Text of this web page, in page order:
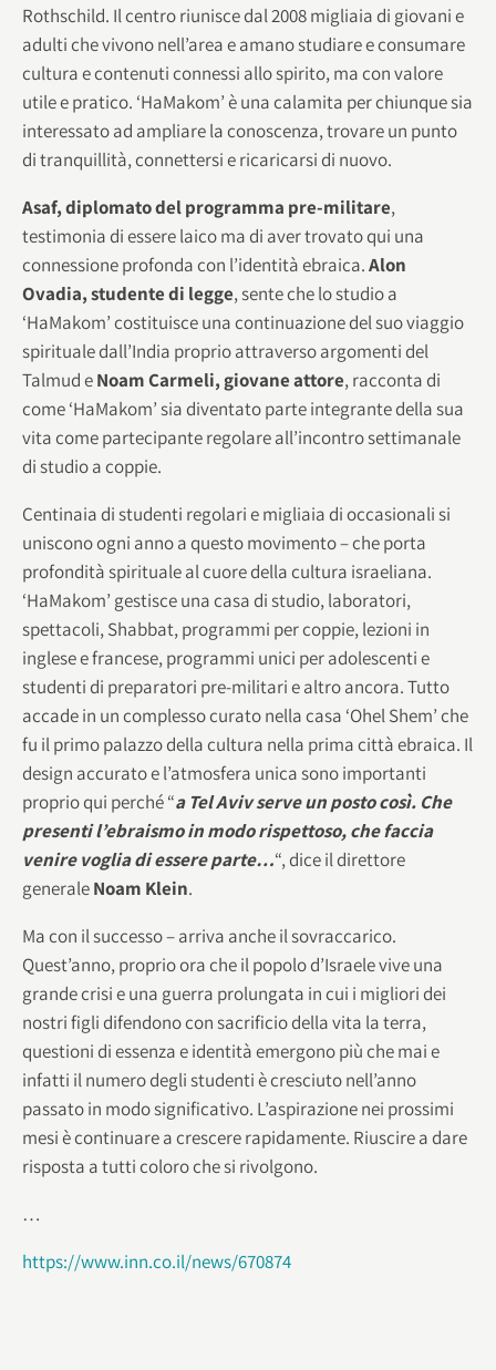
Rothschild. Il centro riunisce dal 2008 migliaia di giovani e
adulti che vivono nell’area e amano studiare e consumare
cultura e contenuti connessi allo spirito, ma con valore
utile e pratico. ‘HaMakom’ è una calamita per chiunque sia
interessato ad ampliare la conoscenza, trovare un punto
di tranquillità, connettersi e ricaricarsi di nuovo.
Asaf, diplomato del programma pre-militare,
testimonia di essere laico ma di aver trovato qui una
connessione profonda con l’identità ebraica.Alon
Ovadia, studente di legge, sente che lo studio a
‘HaMakom’ costituisce una continuazione del suo viaggio
spirituale dall’India proprio attraverso argomenti del
Talmud eNoam Carmeli, giovane attore, racconta di
come ‘HaMakom’ sia diventato parte integrante della sua
vita come partecipante regolare all’incontro settimanale
di studio a coppie.
Centinaia di studenti regolari e migliaia di occasionali si
uniscono ogni anno a questo movimento – che porta
profondità spirituale al cuore della cultura israeliana.
‘HaMakom’ gestisce una casa di studio, laboratori,
spettacoli, Shabbat, programmi per coppie, lezioni in
inglese e francese, programmi unici per adolescenti e
studenti di preparatori pre-militari e altro ancora. Tutto
accade in un complesso curato nella casa ‘Ohel Shem’ che
fu il primo palazzo della cultura nella prima città ebraica. Il
design accurato e l’atmosfera unica sono importanti
proprio qui perché “a Tel Aviv serve un posto così. Che
presenti l’ebraismo in modo rispettoso, che faccia
venire voglia di essere parte…“, dice il direttore
generaleNoam Klein.
Ma con il successo – arriva anche il sovraccarico.
Quest’anno, proprio ora che il popolo d’Israele vive una
grande crisi e una guerra prolungata in cui i migliori dei
nostri figli difendono con sacrificio della vita la terra,
questioni di essenza e identità emergono più che mai e
infatti il numero degli studenti è cresciuto nell’anno
passato in modo significativo. L’aspirazione nei prossimi
mesi è continuare a crescere rapidamente. Riuscire a dare
risposta a tutti coloro che si rivolgono.
…
https://www.inn.co.il/news/670874